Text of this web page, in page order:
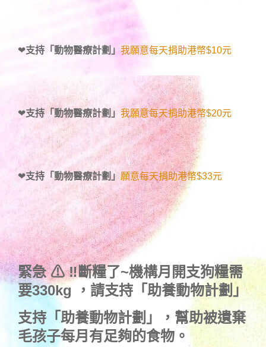
❤支持「動物醫療計劃」 我願意每天捐助港幣$10元
❤支持「動物醫療計劃」 我願意每天捐助港幣$20元
❤支持「動物醫療計劃」願意每天捐助港幣$33元
緊急 ⚠ ‼斷糧了~機構月開支狗糧需
要330kg ， 請支持「助養動物計劃」
支持 「助養動物計劃」
，幫助被遺棄
毛孩子每月有足夠的食物。